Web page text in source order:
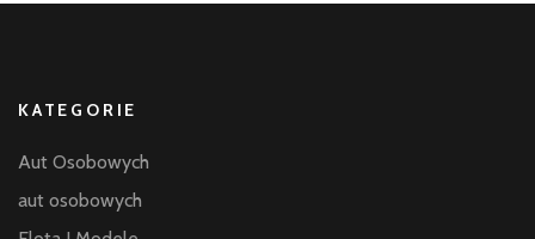
KATEGORIE
Aut Osobowych
aut osobowych